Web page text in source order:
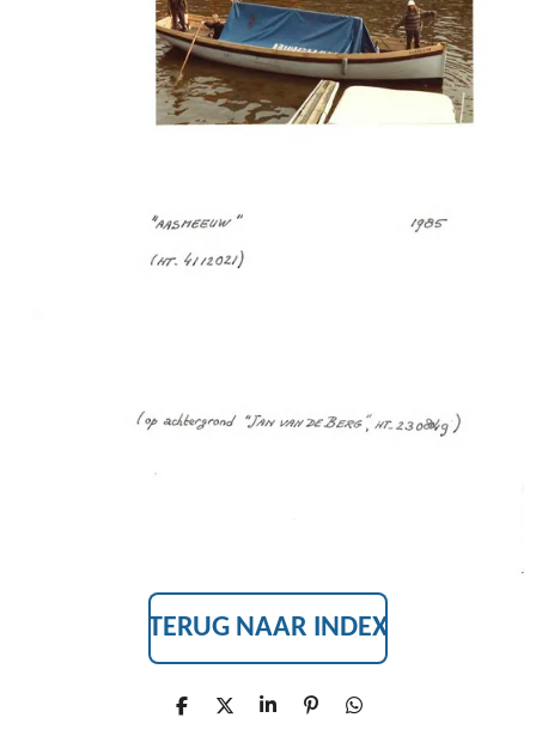
TERUG NAAR INDEX
D
D
S
P
D